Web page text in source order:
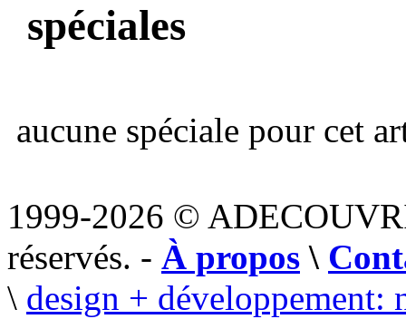
spéciales
aucune spéciale pour cet
1999-2026 ©
réservés. - À propos \
\ design + développement: